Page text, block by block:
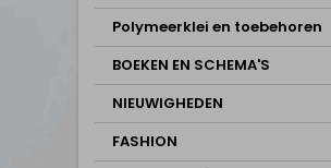
Polymeerklei en toebehoren
BOEKEN EN SCHEMA'S
NIEUWIGHEDEN
FASHION